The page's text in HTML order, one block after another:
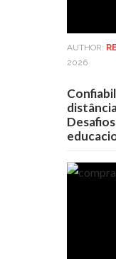
AUTHOR:
2026